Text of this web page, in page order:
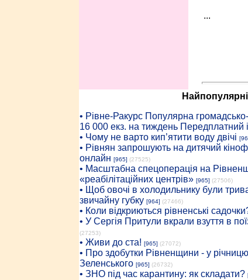
...
• Рiвне-Ракурс Популярна
16 000 екз. на тиждень Передплатний
• Чому не варто кип’ятити воду двічі
• Рівнян запрошують на дитячий
онлайн [965] (27525)
• Масштабна спецоперація на
«реабілітаційних центрів» [965] (27506)
• Щоб овочі в холодильнику були
звичайну губку [964] (27466)
• Коли відкриються рівненські
• У Сергія Притули вкрали взуття в
(27253)
• Живи до ста! [965] (27072)
• Про здобутки Рівненщини - у
Зеленського [965] (26732)
• ЗНО під час карантину: як складати?